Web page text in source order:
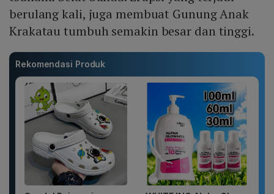
berulang kali, juga membuat Gunung Anak
Krakatau tumbuh semakin besar dan tinggi.
Rekomendasi Produk